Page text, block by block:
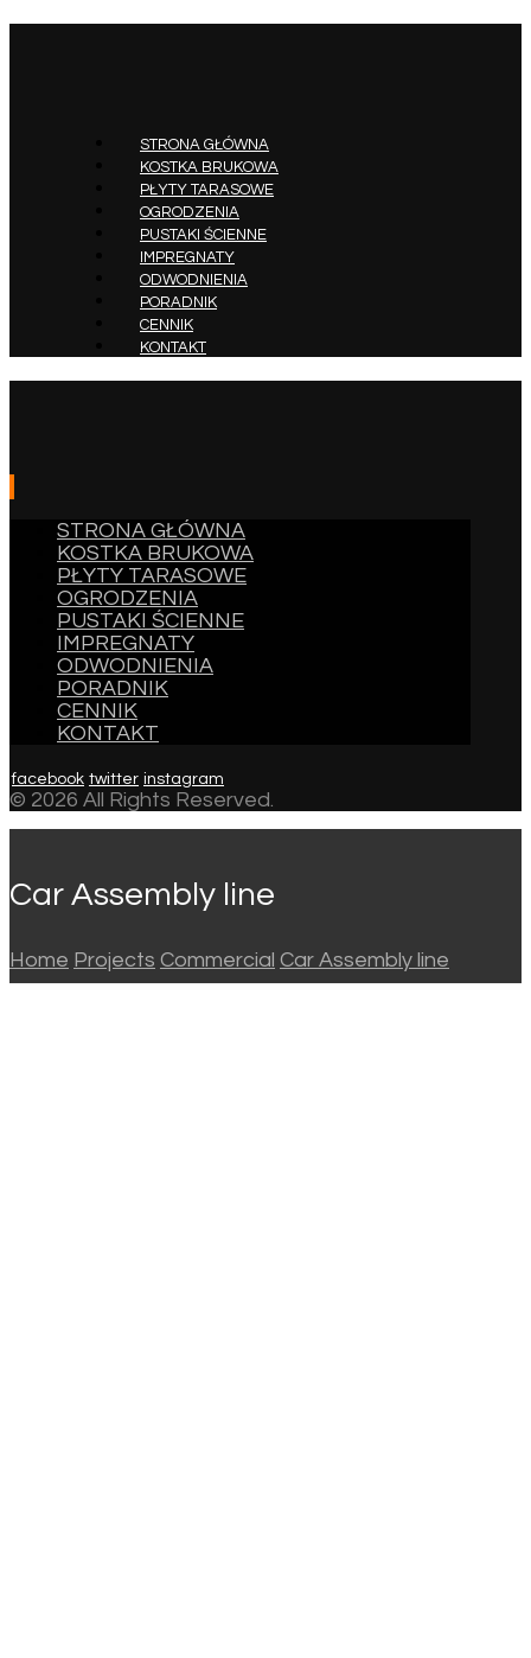
STRONA GŁÓWNA
KOSTKA BRUKOWA
PŁYTY TARASOWE
OGRODZENIA
PUSTAKI ŚCIENNE
IMPREGNATY
ODWODNIENIA
PORADNIK
CENNIK
KONTAKT
STRONA GŁÓWNA
KOSTKA BRUKOWA
PŁYTY TARASOWE
OGRODZENIA
PUSTAKI ŚCIENNE
IMPREGNATY
ODWODNIENIA
PORADNIK
CENNIK
KONTAKT
facebook twitter instagram
© 2026 All Rights Reserved.
Car Assembly line
Home Projects Commercial Car Assembly line